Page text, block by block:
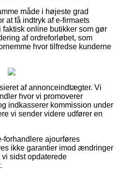
måde i højeste grad
at få indtryk af e-firmaets
online butikker som gør
af ordreforløbet, som
hvor tilfredse kunderne
af annonceindtægter. Vi
hvor vi promoverer
indkasserer kommission under
vi sender videre udfører en
forhandlere ajourføres
ikke garantier imod ændringer
sidst opdaterede